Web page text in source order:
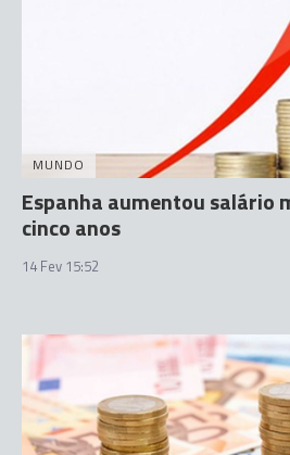
MUNDO
Espanha aumentou salário
cinco anos
14 Fev 15:52